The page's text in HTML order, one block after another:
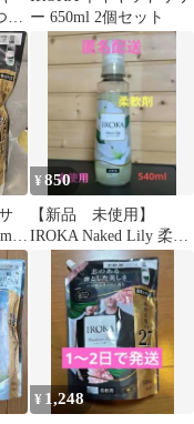
め ー 650ml 2個セット
¥850
【新品 未使用】
IROKA Naked Lily 柔軟
剤 540ml
¥ 1,248